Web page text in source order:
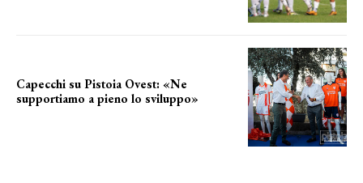
Capecchi su Pistoia Ovest: «Ne
supportiamo a pieno lo sviluppo»